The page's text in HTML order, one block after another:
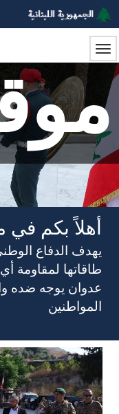
تجاوز
إلى
المحتوى
الرئيسي
أهلاً بكم في
يهدف الدفاع
طاقاتها لمقاومة
عدوان يوجه ضده
المواطنين